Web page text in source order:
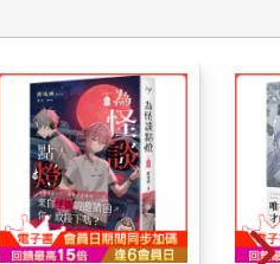
乘坐馬車和帆船旅行，牛頓公
常生活中的物體行為。即使到
光速，因此從務實的觀點來
德斯說過的名言：「太空船怎
描繪新冠肺炎傳播狀況的數學
某些影響因素，但如果模型足
能已足以實際應用。
。玩具模型意指完全抽象、且
足以顯現出真實世界的某些性